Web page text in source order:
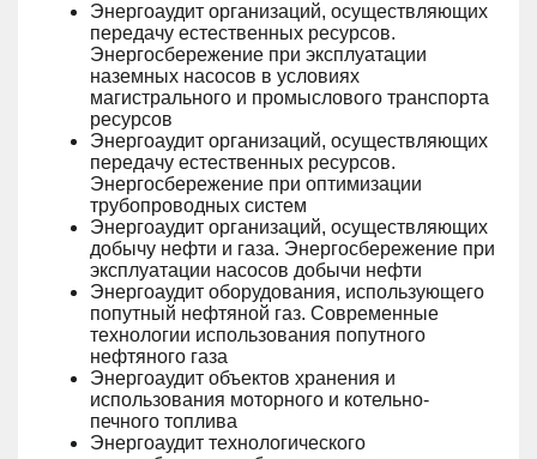
Энергоаудит организаций, осуществляющих
передачу естественных ресурсов.
Энергосбережение при эксплуатации
наземных насосов в условиях
магистрального и промыслового транспорта
ресурсов
Энергоаудит организаций, осуществляющих
передачу естественных ресурсов.
Энергосбережение при оптимизации
трубопроводных систем
Энергоаудит организаций, осуществляющих
добычу нефти и газа. Энергосбережение при
эксплуатации насосов добычи нефти
Энергоаудит оборудования, использующего
попутный нефтяной газ. Современные
технологии использования попутного
нефтяного газа
Энергоаудит объектов хранения и
использования моторного и котельно-
печного топлива
Энергоаудит технологического